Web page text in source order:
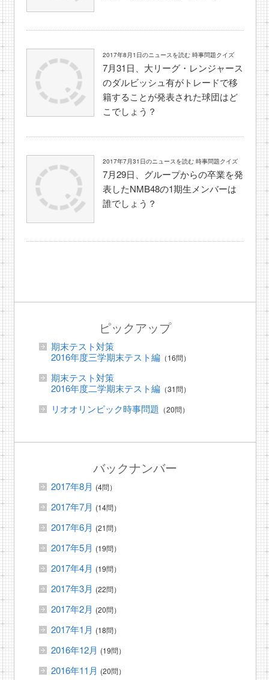
2017年8月1日のニュースを読む 時事問題クイズ
7月31日、大リーグ・レンジャース
のダルビッシュ有がトレードで移
籍することが発表された球団はど
こでしょう？
2017年7月31日のニュースを読む 時事問題クイズ
7月29日、グループからの卒業を発
表したNMB48の1期生メンバーは
誰でしょう？
ピックアップ
期末テスト対策
2016年度三学期末テスト編（16問）
期末テスト対策
2016年度二学期末テスト編（31問）
リオオリンピック時事問題 （20問）
バックナンバー
2017年8月 (4問）
2017年7月 (14問）
2017年6月 (21問）
2017年5月 (19問）
2017年4月 (19問）
2017年3月 (22問）
2017年2月 (20問）
2017年1月 (18問）
2016年12月 (19問）
2016年11月 (20問）